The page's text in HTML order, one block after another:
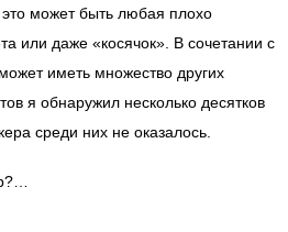
может быть любая плохо
или даже «косячок». В сочетании с
иметь множество других
я обнаружил несколько десятков
среди них не оказалось.